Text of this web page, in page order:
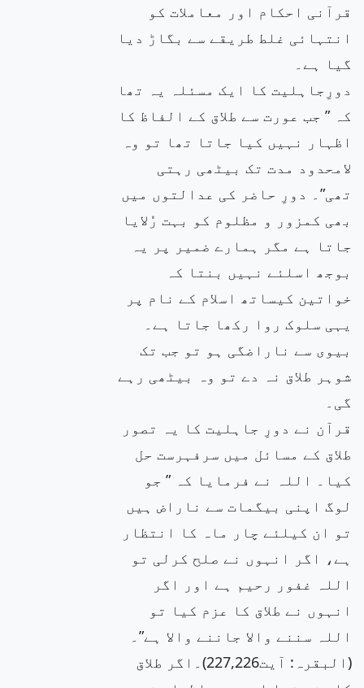
قرآنی احکام اور معاملات کو
انتہائی غلط طریقے سے بگاڑ دیا
گیا ہے۔
دورِجاہلیت کا ایک مسئلہ یہ تھا
کہ ” جب عورت سے طلاق کے الفاظ کا
اظہار نہیں کیا جاتا تھا تو وہ
لامحدود مدت تک بیٹھی رہتی
تھی”۔ دورِ حاضر کی عدالتوں میں
بھی کمزور و مظلوم کو بہت رُلایا
جاتا ہے مگر ہمارے ضمیر پر یہ
بوجھ اسلئے نہیں بنتا کہ
خواتین کیساتھ اسلام کے نام پر
یہی سلوک روا رکھا جاتا ہے۔
بیوی سے ناراضگی ہو تو جب تک
شوہر طلاق نہ دے تو وہ بیٹھی رہے
گی۔
قرآن نے دورِ جاہلیت کا یہ تصور
طلاق کے مسائل میں سرفہرست حل
کیا۔ اللہ نے فرمایا کہ ” جو
لوگ اپنی بیگمات سے ناراض ہیں
تو ان کیلئے چار ماہ کا انتظار
ہے، اگر انہوں نے صلح کرلی تو
اللہ غفور رحیم ہے اور اگر
انہوں نے طلاق کا عزم کیا تو
اللہ سننے والا جاننے والا ہے”۔
(البقرہ: آیت227,226)۔اگر طلاق